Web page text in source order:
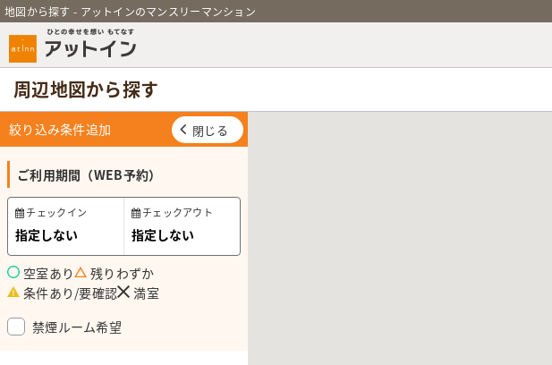
地図から探す - アットインのマンスリーマンション
周辺地図から探す
絞り込み条件追加 閉じる
ご利用期間（WEB予約）
チェックイン チェックアウト
空室あり
残りわずか
条件あり/要確認
満室
禁煙ルーム希望